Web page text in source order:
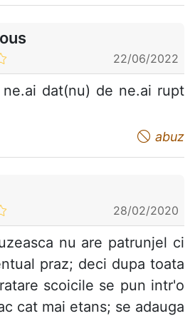
22/06/2022
dat(nu) de ne.ai rupt
not appreciate abuz
28/02/2020
nu are patrunjel ci
praz; deci dupa toata
scoicile se pun intr'o
cat mai etans; se adauga